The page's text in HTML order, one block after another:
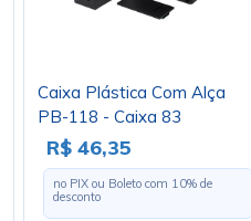
Caixa Plástica Com Alça
PB-118 - Caixa 83
R$ 46,35
no PIX ou Boleto com 10% de
desconto